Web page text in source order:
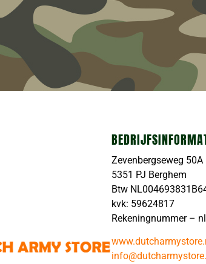
Zevenbergseweg 50A
5351 PJ Berghem
Btw
kvk: 59624817
Rekeningnummer –